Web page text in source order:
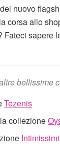
nuovo
corsa allo
Fateci sapere
bellissime
Tezenis
collezione
Intimissimi